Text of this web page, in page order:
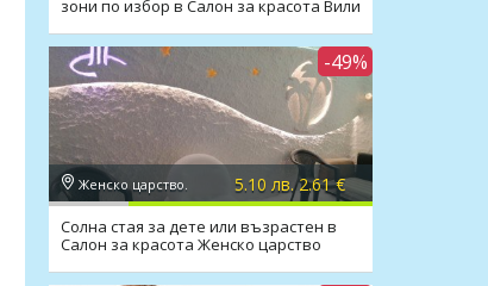
зони по избор в Салон за красота Вили
-49%
Женско царство. 5.10 лв. 2.61 €
Солна стая за дете или възрастен в
Салон за красота Женско царство